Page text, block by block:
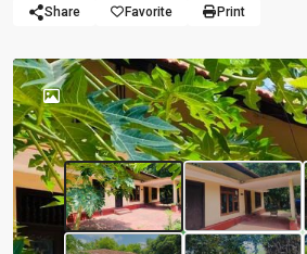
Share Favorite Print